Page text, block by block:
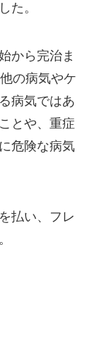
た。
から完治ま
の病気やケ
病気ではあ
とや、重症
危険な病気
払い、フレ